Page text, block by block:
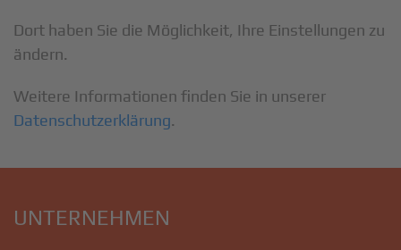
Dort haben Sie die Möglichkeit, Ihre Einstellungen zu
ändern.
Weitere Informationen finden Sie in unserer
Datenschutzerklärung.
UNTERNEHMEN